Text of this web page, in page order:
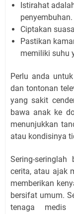
Istirahat
penyembuhan.
Ciptakan
Pastikan
memiliki suhu
Perlu anda
dan tontonan
yang sakit
bawa anak ke
menunjukkan
atau kondisinya
Sering-
cerita, atau ajak
memberikan
bersifat umum.
tenaga medis